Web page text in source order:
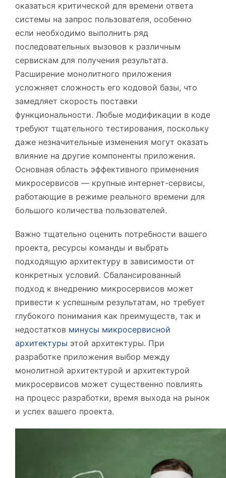
оказаться критической для времени ответа
системы на запрос пользователя, особенно
если необходимо выполнить ряд
последовательных вызовов к различным
сервискам для получения результата.
Расширение монолитного приложения
усложняет сложность его кодовой базы, что
замедляет скорость поставки
функциональности. Любые модификации в коде
требуют тщательного тестирования, поскольку
даже незначительные изменения могут оказать
влияние на другие компоненты приложения.
Основная область эффективного применения
микросервисов — крупные интернет-сервисы,
работающие в режиме реального времени для
большого количества пользователей.
Важно тщательно оценить потребности вашего
проекта, ресурсы команды и выбрать
подходящую архитектуру в зависимости от
конкретных условий. Сбалансированный
подход к внедрению микросервисов может
привести к успешным результатам, но требует
глубокого понимания как преимуществ, так и
недостатков минусы микросервисной
архитектуры этой архитектуры. При
разработке приложения выбор между
монолитной архитектурой и архитектурой
микросервисов может существенно повлиять
на процесс разработки, время выхода на рынок
и успех вашего проекта.